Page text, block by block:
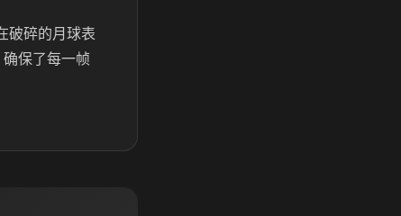
破碎的月球表
保了每一帧